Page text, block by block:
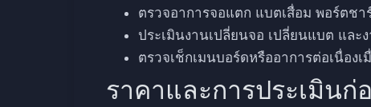
ตรวจอาการจอแตก แบตเสื่อม พอร์ตช
ประเมินงานเปลี่ยนจอ เปลี่ยนแบต และ
ตรวจเช็กเมนบอร์ดหรืออาการต่อเนื่องเ
ราคาและการประเมินก่